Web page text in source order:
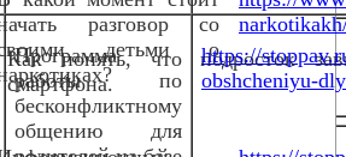
разговор со
детьми о
Как понять, что подросток
смартфона.
Программа
работы по
бесконфликтному
общению для
https://
obshcheniyu-